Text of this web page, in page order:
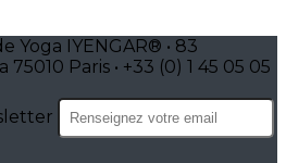
Yoga IYENGAR® • 83
Paris • +33 (0) 1 45 05 05